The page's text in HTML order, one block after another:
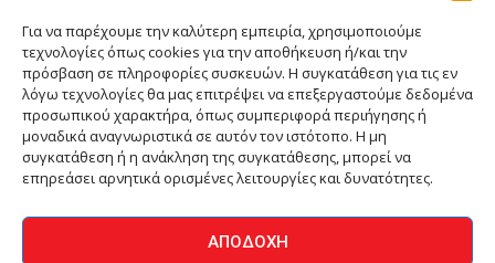
Για να παρέχουμε την καλύτερη εμπειρία, χρησιμοποιούμε
τεχνολογίες όπως cookies για την αποθήκευση ή/και την
πρόσβαση σε πληροφορίες συσκευών. Η συγκατάθεση για τις εν
λόγω τεχνολογίες θα μας επιτρέψει να επεξεργαστούμε δεδομένα
προσωπικού χαρακτήρα, όπως συμπεριφορά περιήγησης ή
μοναδικά αναγνωριστικά σε αυτόν τον ιστότοπο. Η μη
συγκατάθεση ή η ανάκληση της συγκατάθεσης, μπορεί να
επηρεάσει αρνητικά ορισμένες λειτουργίες και δυνατότητες.
ΑΠΟΔΟΧΉ
ΔικαιούχοςDomain:ΔΗΜΗΤΡΙΑΔΗΣ Θ ΚΑΙ ΣΙΑ ΜΟΝΟΠΡΟΣΩΠΗ ΙΚΕ
Διευθυντής: ΕΥΘΥΜΙΑΤΟΥ ΜΑΡΙΑ
Διαχειριστής:
ΕΥΘΥΜΙΑΤΟΥ ΜΑΡΙΑ
Δήλωση Συμμόρφωσης